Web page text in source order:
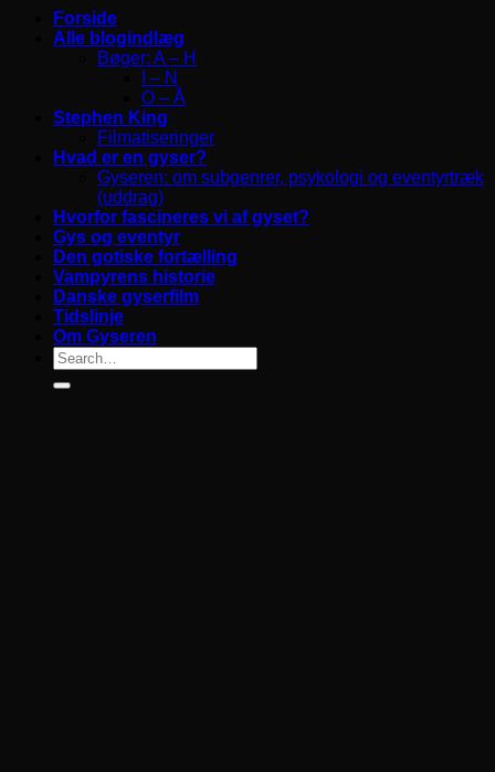
Forside
Alle blogindlæg
Bøger: A – H
I – N
O – Å
Stephen King
Filmatiseringer
Hvad er en gyser?
Gyseren: om subgenrer, psykologi og eventyrtræk
(uddrag)
Hvorfor fascineres vi af gyset?
Gys og eventyr
Den gotiske fortælling
Vampyrens historie
Danske gyserfilm
Tidslinje
Om Gyseren